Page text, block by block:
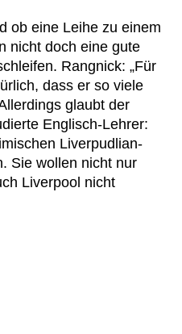
ob eine Leihe zu einem
nicht doch eine gute
Rangnick: „Für
dass er so viele
glaubt der
Englisch-Lehrer:
Liverpudlian-
Sie wollen nicht nur
Liverpool nicht